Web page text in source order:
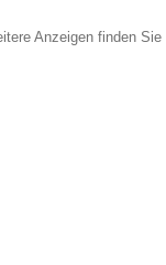
Anzeigen finden